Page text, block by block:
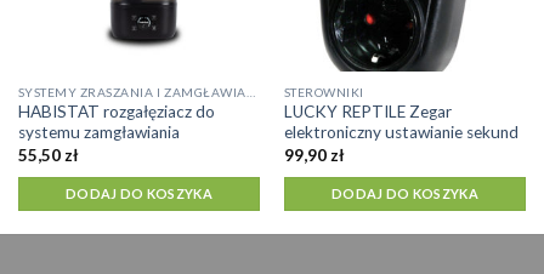
HABISTAT rozgałęziacz do
systemu zamgławiania
55,50 zł
DODAJ DO KOSZYKA
STEROWNIKI
LUCKY REPTILE Zegar
elektroniczny ustawianie sekund
99,90 zł
DODAJ DO KOSZYKA